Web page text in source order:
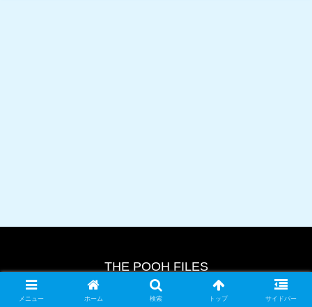
THE POOH FILES
© 2024 THE POOH FILES.
メニュー ホーム 検索 トップ サイドバー